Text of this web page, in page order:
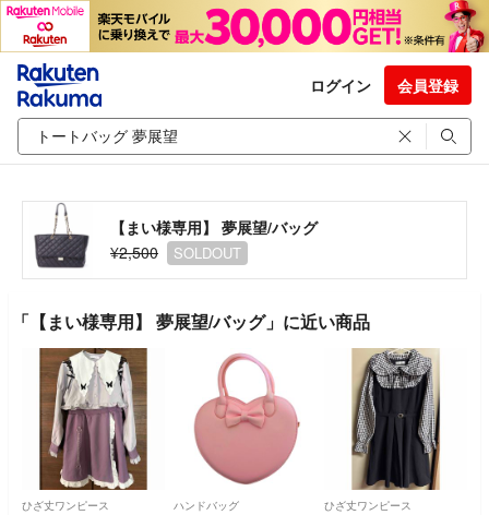
ログイン 会員登録
【まい様専用】 夢展望/バッグ
¥2,500
SOLDOUT
「【まい様専用】 夢展望/バッグ」に近い商品
ひざ丈ワンピース ハンドバッグ ひざ丈ワンピース